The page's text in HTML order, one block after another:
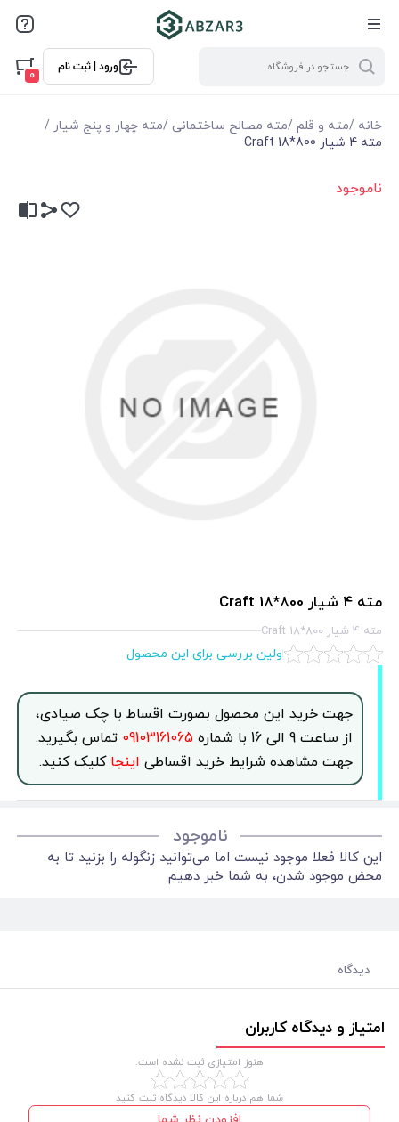
ورود | ثبت نام
0
خانه /مته و قلم /مته مصالح ساختمانی /مته چهار و پنج شیار /
مته 4 شيار 800*18 Craft
ناموجود
مته 4 شيار 800*18 Craft
مته 4 شيار 800*18 Craft
اولین بررسی برای این محصول
جهت خرید این محصول بصورت اقساط با چک صیادی،
از ساعت 9 الی 16 با شماره
09103161065 تماس بگیرید.
جهت مشاهده شرایط خرید اقساطی اینجاکلیک کنید.
ناموجود
این کالا فعلا موجود نیست اما می‌توانید زنگوله را بزنید تا به
محض موجود شدن، به شما خبر دهیم
دیدگاه
امتیاز و دیدگاه کاربران
هنوز امتیازی ثبت نشده است.
شما هم درباره این کالا دیدگاه ثبت کنید